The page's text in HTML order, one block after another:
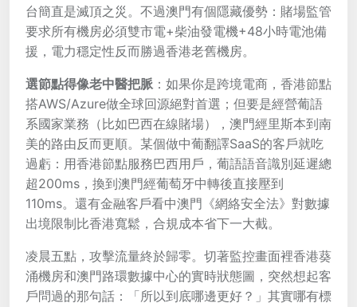
台簡直是滅頂之災。不過澳門有個隱藏優勢：賭場監管
要求所有機房必須雙市電+柴油發電機+48小時電池備
援，電力穩定性反而勝過香港老舊機房。
選節點得像老中醫把脈：如果你是跨境電商，香港節點
搭AWS/Azure做全球回源絕對首選；但要是經營葡語
系國家業務（比如巴西在線賭場），澳門經里斯本到南
美的路由反而更順。某個做中葡翻譯SaaS的客戶就吃
過虧：用香港節點服務巴西用戶，葡語語音識別延遲總
超200ms，換到澳門經葡萄牙中轉後直接壓到
110ms。還有金融客戶看中澳門《網絡安全法》對數據
出境限制比香港寬鬆，合規成本省下一大截。
凌晨五點，攻擊流量終於歸零。切著監控畫面裡香港葵
涌機房和澳門路環數據中心的實時狀態圖，突然想起客
戶問過的那句話：「所以到底哪邊更好？」其實哪有標